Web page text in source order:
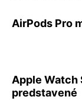
AirPods Pro
Apple Watch
predstavené